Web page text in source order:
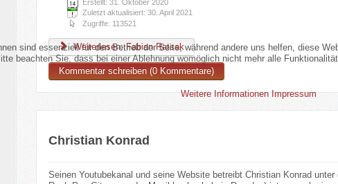
Erstellt: 31. Oktober 2020
Zuletzt aktualisiert: 30. April 2021
Zugriffe: 113521
Weiterlesen: Fabian Ratsak
Kommentar schreiben (0 Kommentare)
Christian Konrad
Seinen Youtubekanal und seine Website betreibt Christian Konrad unter
sind essenziell für den Betrieb der Seite, während andere uns helfen, diese
beachten Sie, dass bei einer Ablehnung womöglich nicht mehr alle
Weitere Informationen Impressum